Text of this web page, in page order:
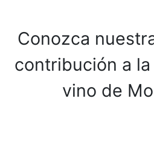
Conozca
contribución a
vino de